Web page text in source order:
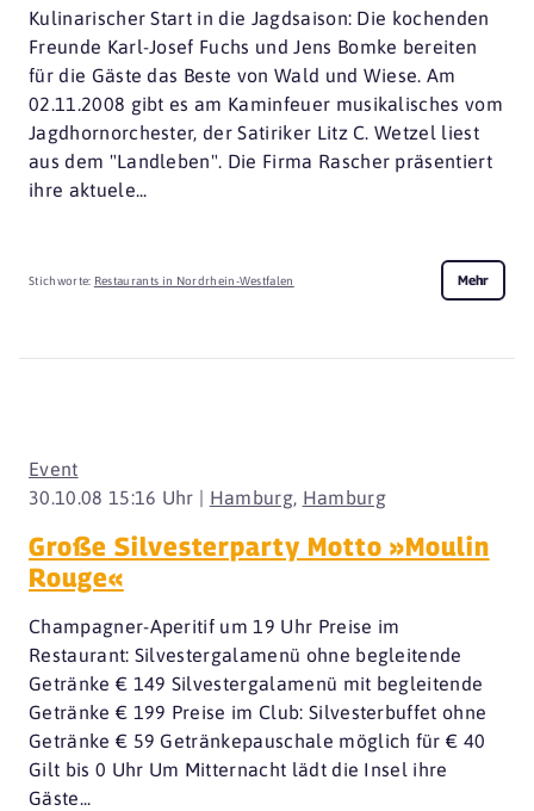
Kulinarischer Start in die Jagdsaison: Die kochenden
Freunde Karl-Josef Fuchs und Jens Bomke bereiten
für die Gäste das Beste von Wald und Wiese. Am
02.11.2008 gibt es am Kaminfeuer musikalisches vom
Jagdhornorchester, der Satiriker Litz C. Wetzel liest
aus dem "Landleben". Die Firma Rascher präsentiert
ihre aktuele...
Stichworte: Restaurants in Nordrhein-Westfalen Mehr
30.10.08 15:16 Uhr | Hamburg, Hamburg
Event
Große Silvesterparty Motto »Moulin
Rouge«
Champagner-Aperitif um 19 Uhr Preise im
Restaurant: Silvestergalamenü ohne begleitende
Getränke € 149 Silvestergalamenü mit begleitende
Getränke € 199 Preise im Club: Silvesterbuffet ohne
Getränke € 59 Getränkepauschale möglich für € 40
Gilt bis 0 Uhr Um Mitternacht lädt die Insel ihre
Gäste...